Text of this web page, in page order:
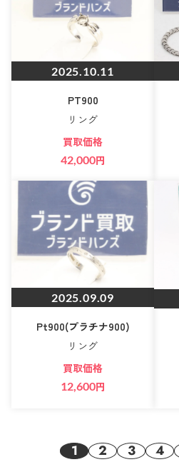
2025.10.11
PT900
リング
買取価格
42,000円
2025.09.09
Pt900(プラチナ900)
リング
買取価格
12,600円
1 2 3 4